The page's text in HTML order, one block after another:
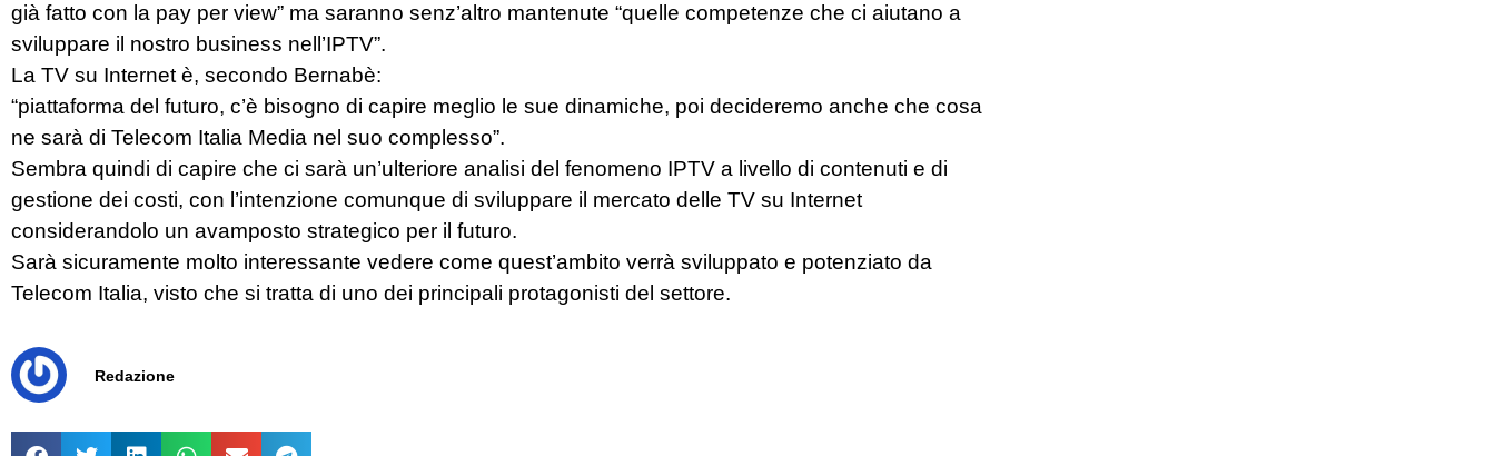
già fatto con la pay per view” ma saranno senz’altro mantenute “quelle competenze che ci aiutano a
sviluppare il nostro business nell’IPTV”.
La TV su Internet è, secondo Bernabè:
“piattaforma del futuro, c’è bisogno di capire meglio le sue dinamiche, poi decideremo anche che cosa
ne sarà di Telecom Italia Media nel suo complesso”.
Sembra quindi di capire che ci sarà un’ulteriore analisi del fenomeno IPTV a livello di contenuti e di
gestione dei costi, con l’intenzione comunque di sviluppare il mercato delle TV su Internet
considerandolo un avamposto strategico per il futuro.
Sarà sicuramente molto interessante vedere come quest’ambito verrà sviluppato e potenziato da
Telecom Italia, visto che si tratta di uno dei principali protagonisti del settore.
Redazione